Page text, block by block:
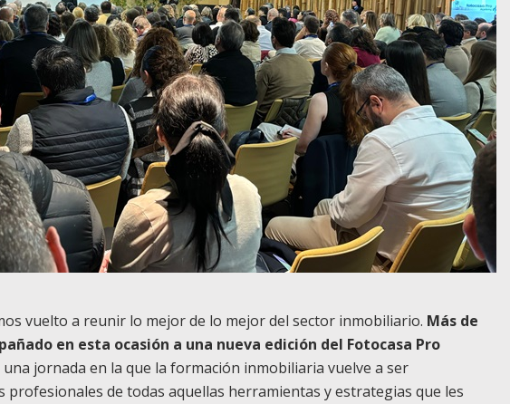
vuelto a reunir lo mejor de lo mejor del sector inmobiliario. Más de
en esta ocasión a una nueva edición del Fotocasa Pro
una jornada en la que la formación inmobiliaria vuelve a ser
de todas aquellas herramientas y estrategias que les